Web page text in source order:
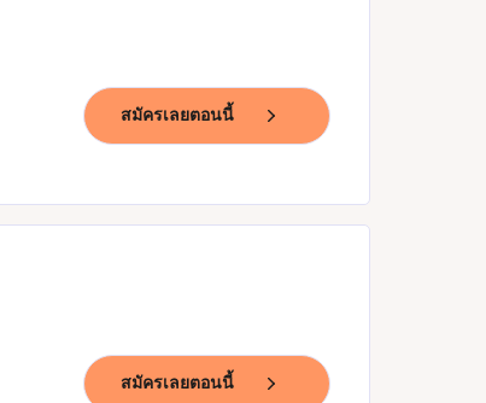
สมัครเลยตอนนี้
สมัครเลยตอนนี้